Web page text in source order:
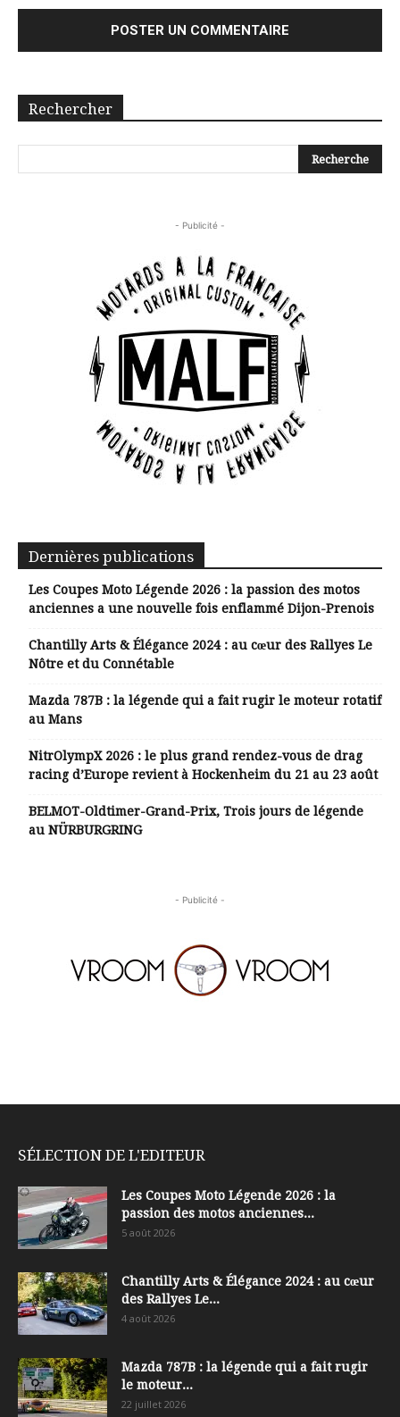
Rechercher
- Publicité -
Dernières publications
Les Coupes Moto Légende 2026 : la passion des motos
anciennes a une nouvelle fois enflammé Dijon-Prenois
Chantilly Arts & Élégance 2024 : au cœur des Rallyes Le
Nôtre et du Connétable
Mazda 787B : la légende qui a fait rugir le moteur rotatif
au Mans
NitrOlympX 2026 : le plus grand rendez-vous de drag
racing d’Europe revient à Hockenheim du 21 au 23 août
BELMOT-Oldtimer-Grand-Prix, Trois jours de légende
au NÜRBURGRING
- Publicité -
SÉLECTION DE L'EDITEUR
Les Coupes Moto Légende 2026 : la
passion des motos anciennes...
5 août 2026
Chantilly Arts & Élégance 2024 : au cœur
des Rallyes Le...
4 août 2026
Mazda 787B : la légende qui a fait rugir
le moteur...
22 juillet 2026